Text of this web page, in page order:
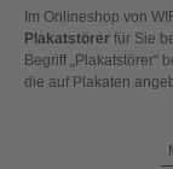
Im Onlineshop von
Plakatstörer für Sie
Begriff „Plakatstörer“
die auf Plakaten